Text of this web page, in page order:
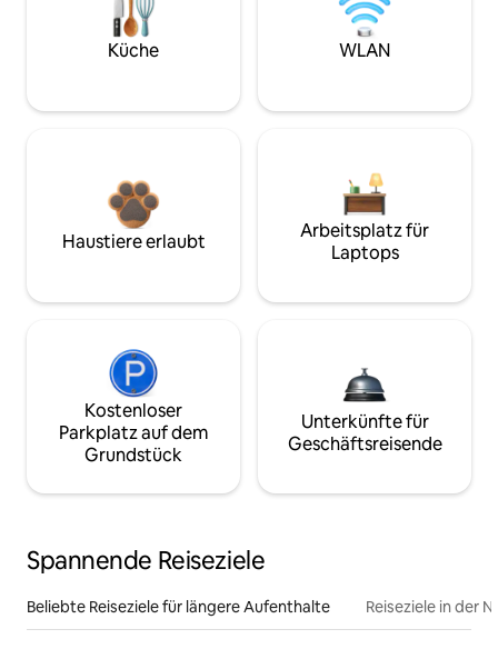
Küche WLAN
Haustiere erlaubt
Arbeitsplatz für
Laptops
Kostenloser
Parkplatz auf dem
Grundstück
Unterkünfte für
Geschäftsreisende
Spannende Reiseziele
Beliebte Reiseziele für längere Aufenthalte Reiseziele in der